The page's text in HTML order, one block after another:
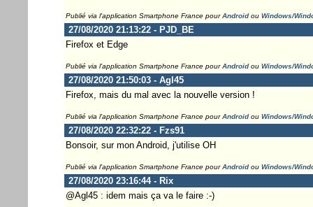
Publié via l'application Smartphone France pourAndroidou Windows/
27/08/2020 21:13:22 - PJD_BE
Firefox et Edge
Publié via l'application Smartphone France pourAndroidou Windows/
27/08/2020 21:50:03 - Agl45
Firefox, mais du mal avec la nouvelle version !
Publié via l'application Smartphone France pourAndroidou Windows/
27/08/2020 22:32:22 - Fzs91
Bonsoir, sur mon Android, j'utilise OH
Publié via l'application Smartphone France pourAndroidou Windows/
27/08/2020 23:16:44 - Rix
@Agl45 : idem mais ça va le faire :-)